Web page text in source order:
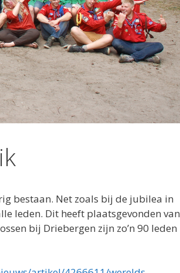
bestaan. Net zoals bij de jubilea in
leden. Dit heeft plaatsgevonden van
bij Driebergen zijn zo’n 90 leden